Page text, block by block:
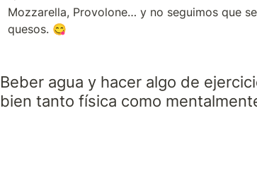
Mozzarella, Provolone… y no seguimos que
quesos. 😋
Beber agua y hacer algo de
bien tanto física como